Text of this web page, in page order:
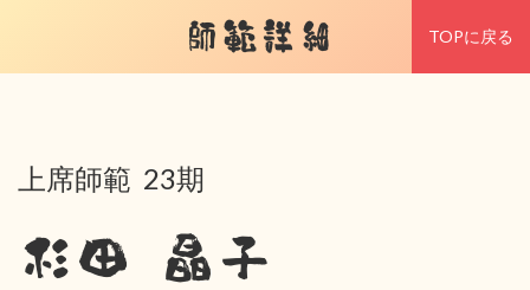
師範詳細 TOPに戻る
上席師範 23期
杉田 晶子